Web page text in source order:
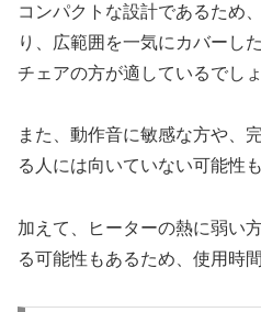
コンパクトな設計であるため
り、広範囲を一気にカバーし
チェアの方が適しているでしょ
また、動作音に敏感な方や、
る人には向いていない可能性
加えて、ヒーターの熱に弱い
る可能性もあるため、使用時